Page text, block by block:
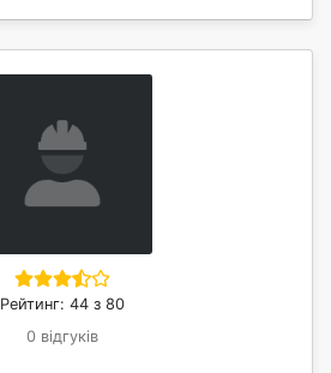
Рейтинг: 44 з 80
0 відгуків